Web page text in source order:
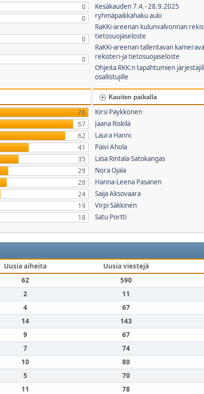
0
0
0
0
Kesäkauden 7.4.- 28.9.2025
ryhmäpaikkahaku auki
RaKKi-areenan kulunvalvonnan
tietosuojaseloste
RaKKi-areenan tallentavan
rekisteri-ja tietosuojaseloste
Ohjeita RKK:n tapahtumien
osallistujille
76
67
62
41
35
29
28
24
19
18
Kauiten paikalla
Kirsi Päykkönen
Jaana Riskilä
Laura Hanni
Päivi Ahola
Liisa Rintala-Satokangas
Nora Ojala
Hanna-Leena Pasanen
Saija Aksovaara
Virpi Säkkinen
Satu Portti
Uusia aiheita Uusia viestejä
62 590
2 11
4 67
14 143
9 67
7 74
10 80
5 70
11 78